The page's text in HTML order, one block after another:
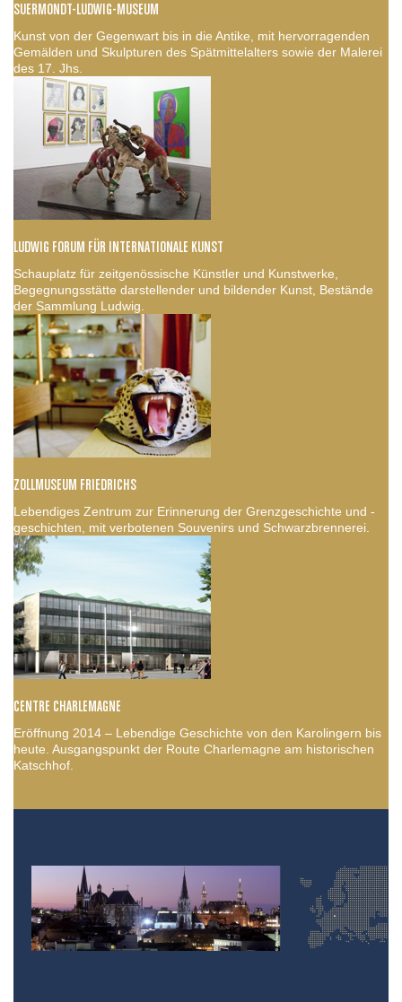
SUERMONDT-LUDWIG-MUSEUM
Kunst von der Gegenwart bis in die Antike, mit hervorragenden
Gemälden und Skulpturen des Spätmittelalters sowie der Malerei
des 17. Jhs.
LUDWIG FORUM FÜR INTERNATIONALE KUNST
Schauplatz für zeitgenössische Künstler und Kunstwerke,
Begegnungsstätte darstellender und bildender Kunst, Bestände
der Sammlung Ludwig.
ZOLLMUSEUM FRIEDRICHS
Lebendiges Zentrum zur Erinnerung der Grenzgeschichte und -
geschichten, mit verbotenen Souvenirs und Schwarzbrennerei.
CENTRE CHARLEMAGNE
Eröffnung 2014 – Lebendige Geschichte von den Karolingern bis
heute. Ausgangspunkt der Route Charlemagne am historischen
Katschhof.